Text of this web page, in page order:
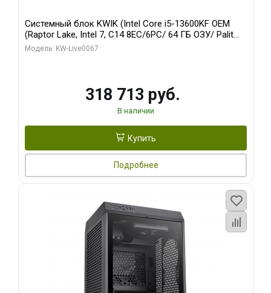
Системный блок KWIK (Intel Core i5-13600KF OEM
(Raptor Lake, Intel 7, C14 8EC/6PC/ 64 ГБ ОЗУ/ Palit
RTX5080 GAMINGPRO OC 16GB GDDR7 256bit 3xDP
Модель: KW-Live0067
318 713 руб.
В наличии
Купить
Подробнее